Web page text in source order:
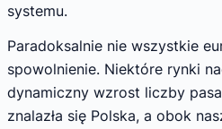
systemu.
Paradoksalnie nie wszystkie
spowolnienie. Niektóre rynki
dynamiczny wzrost liczby
znalazła się Polska, a obok